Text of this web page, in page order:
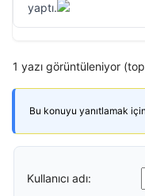
yaptı.
1 yazı görüntüleniyor
Bu konuyu yanıtlamak
Kullanıcı adı: